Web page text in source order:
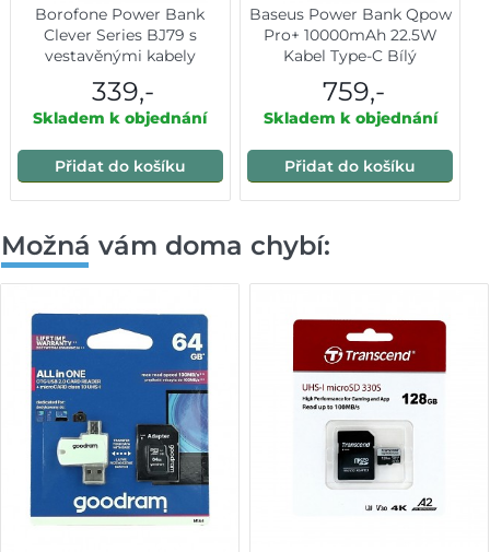
Borofone Power Bank
Clever Series BJ79 s
vestavěnými kabely
339,-
Skladem k objednání
Přidat do košíku
Baseus Power Bank Qpow
Pro+ 10000mAh 22.5W
Kabel Type-C Bílý
759,-
Skladem k objednání
Přidat do košíku
Možná vám doma chybí: